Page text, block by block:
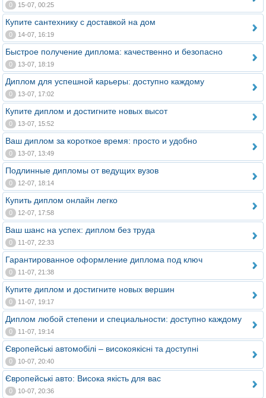
0 15-07, 00:25
Купите сантехнику с доставкой на дом
0 14-07, 16:19
Быстрое получение диплома: качественно и безопасно
0 13-07, 18:19
Диплом для успешной карьеры: доступно каждому
0 13-07, 17:02
Купите диплом и достигните новых высот
0 13-07, 15:52
Ваш диплом за короткое время: просто и удобно
0 13-07, 13:49
Подлинные дипломы от ведущих вузов
0 12-07, 18:14
Купить диплом онлайн легко
0 12-07, 17:58
Ваш шанс на успех: диплом без труда
0 11-07, 22:33
Гарантированное оформление диплома под ключ
0 11-07, 21:38
Купите диплом и достигните новых вершин
0 11-07, 19:17
Диплом любой степени и специальности: доступно каждому
0 11-07, 19:14
Європейські автомобілі – високоякісні та доступні
0 10-07, 20:40
Європейські авто: Висока якість для вас
0 10-07, 20:36